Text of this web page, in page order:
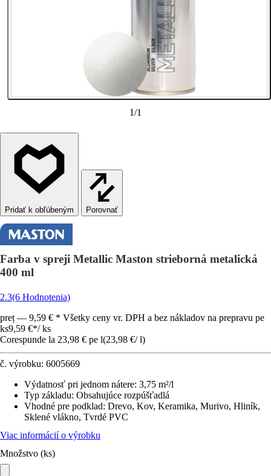
1/1
Porovnať
Farba v spreji Metallic Maston strieborná metalická
400 ml
2.3(6 Hodnotenia)
preț — 9,59 € * Všetky ceny vr. DPH a bez nákladov na prepravu pe
ks9,59 €*/ ks
Corespunde la 23,98 € pe l(23,98 €/ l)
č. výrobku: 6005669
Výdatnosť pri jednom nátere: 3,75 m²/l
Typ základu: Obsahujúce rozpúšťadlá
Vhodné pre podklad: Drevo, Kov, Keramika, Murivo, Hliník,
Sklené vlákno, Tvrdé PVC
Viac informácií o výrobku
Množstvo (ks)